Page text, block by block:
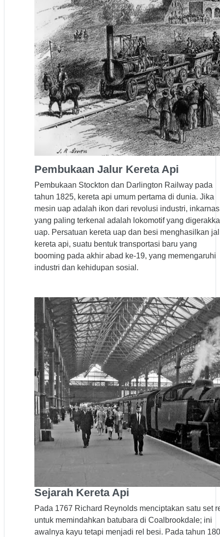
Pembukaan Jalur Kereta Api
Pembukaan Stockton dan Darlington Railway pada
tahun 1825, kereta api umum pertama di dunia. Jika
mesin uap adalah ikon dari revolusi industri,
yang paling terkenal adalah lokomotif yang
uap. Persatuan kereta uap dan besi menghasilkan
kereta api, suatu bentuk transportasi baru yang
booming pada akhir abad ke-19, yang memengaruhi
industri dan kehidupan sosial.
Sejarah Kereta Api
Pada 1767 Richard Reynolds menciptakan satu set
untuk memindahkan batubara di Coalbrookdale; ini
awalnya kayu tetapi menjadi rel besi. Pada tahun